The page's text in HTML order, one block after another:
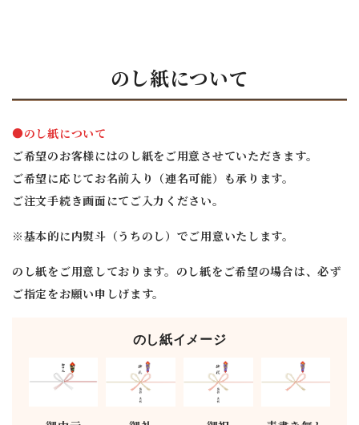
のし紙について
●のし紙について
ご希望のお客様にはのし紙をご用意させていただきます。
ご希望に応じてお名前入り（連名可能）も承ります。
ご注文手続き画面にてご入力ください。
※基本的に内熨斗（うちのし）でご用意いたします。
のし紙をご用意しております。のし紙をご希望の場合は、必ず
ご指定をお願い申しげます。
のし紙イメージ